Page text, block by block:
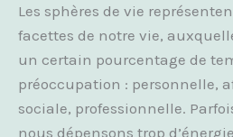
Les sphères de vie
facettes de notre vie,
un certain pourcentage de
préoccupation : personnelle,
sociale, professionnelle.
nous dépensons trop
DIFFÉRENTES
SPHÈRES
DE
VIE